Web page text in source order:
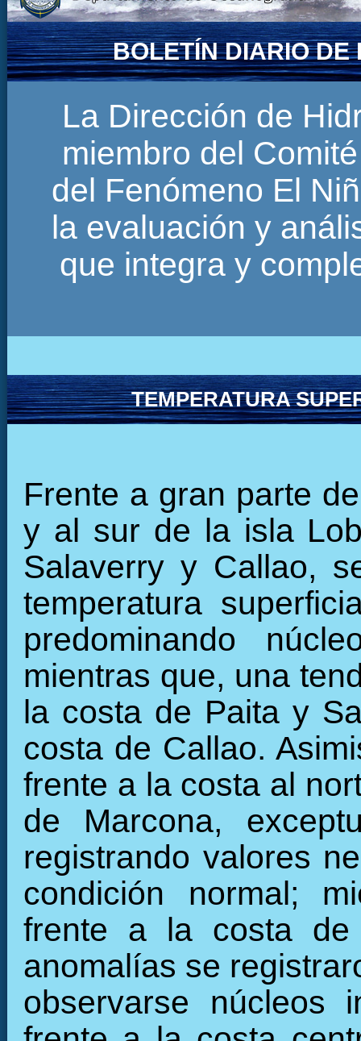
BOLETÍN DIARIO DE
La Dirección de
miembro del
del Fenómeno El
la evaluación y
que integra y
TEMPERATURA
Frente a gran parte
y al sur de la isla
Salaverry y Callao,
temperatura
predominando
mientras que, una
la costa de Paita y
costa de Callao.
frente a la costa al
de Marcona,
registrando valores
condición normal;
frente a la costa de
anomalías se
observarse núcleos